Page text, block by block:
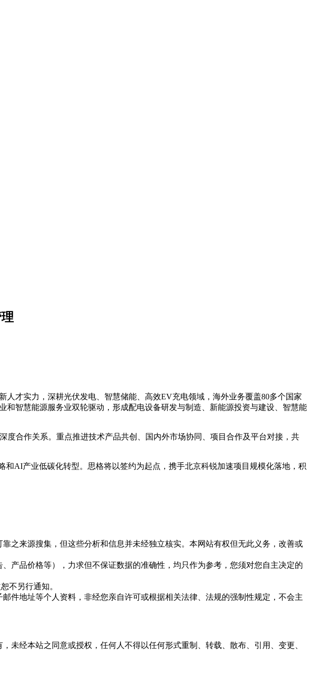
才实力，深耕光伏发电、智慧储能、高效EV充电领域，海外业务覆盖80多个国家
智慧能源服务业双轮驱动，形成配电设备研发与制造、新能源投资与建设、智慧能
合作关系。重点推进技术产品共创、国内外市场协同、项目合作及平台对接，共
AI产业低碳化转型。思格将以签约为起点，携手北京科锐加速项目规模化落地，积
之来源搜集，但这些分析和信息并未经独立核实。本网站有权但无此义务，改善或
产品价格等），力求但不保证数据的准确性，均只作为参考，您须对您自主决定的
不另行通知。
件地址等个人资料，非经您亲自许可或根据相关法律、法规的强制性规定，不会主
未经本站之同意或授权，任何人不得以任何形式重制、转载、散布、引用、变更、